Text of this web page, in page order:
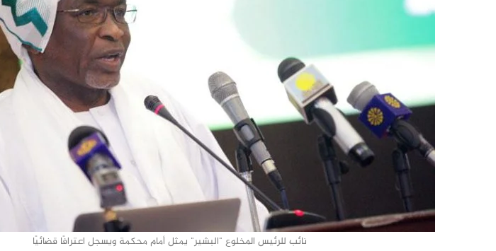
نائب للرئيس المخلوع "البشير" يمثل أمام محكمة ويسجل اعترافًا قضائيًا